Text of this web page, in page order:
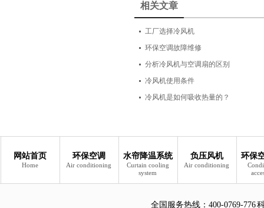
相关文章
工厂选择冷风机
环保空调故障维修
分析冷风机与空调扇的区别
冷风机使用条件
冷风机是如何吸收热量的？
网站首页
Home
环保空调
Air conditioning
水帘降温系统
Curtain cooling
system
负压风机
Air conditioning
环保
全国服务热线： 400-0769-776